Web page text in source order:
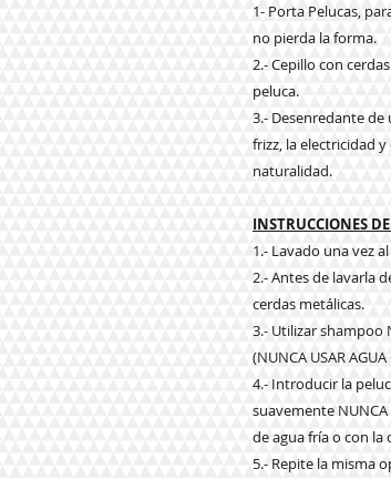
1- Porta Pelucas,
no pierda la forma.
2.- Cepillo con
peluca.
3.- Desenredante de
frizz, la electricidad
naturalidad.
INSTRUCCIONES
1.- Lavado una vez
2.- Antes de lavarla
cerdas metálicas.
3.- Utilizar shampoo
(NUNCA USAR AGUA
4.- Introducir la
suavemente
de agua fría o con la
5.- Repite la misma